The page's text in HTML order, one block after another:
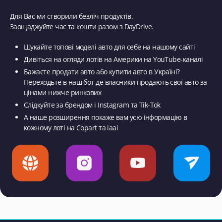
статистикою заявок
Відмітка вашого бізнесу на мапі застосунку
до вашого бізнесу
Стати партнером
Для Вас ми створили безліч продуктів.
Заощаджуйте час та кошти разом з DayDrive.
Шукайте топові моделі авто для себе на нашому сайті
Дивіться на огляди лотів на Америки на YouTube-каналі
Бажаєте продати авто або купити авто в Україні?
Переходьте в наш бот де власники продають свої авто за
цінами нижче ринкових
Слідкуйте за брендом і Instagram та Tik-Tok
А наше розширення покаже вам усю інформацію в
кожному лоті на Copart та iaai